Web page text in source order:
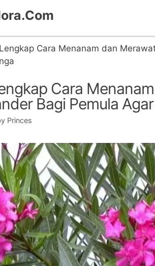
Cara Menanam dan
Cara
Bagi Pemula
Princes